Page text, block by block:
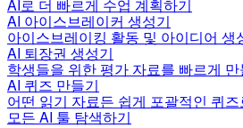
AI로 더 빠르게 수업 계획하기
AI 아이스브레이커 생성기
아이스브레이킹 활동 및 아이디어 생
AI 퇴장권 생성기
학생들을 위한 평가 자료를 빠르게
AI 퀴즈 만들기
어떤 읽기 자료든 쉽게 포괄적인 퀴
모든 AI 툴 탐색하기